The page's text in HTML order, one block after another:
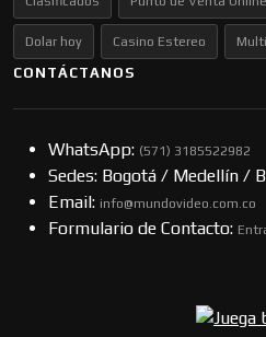
Dolar hoy Casino Estereo
CONTÁCTANOS
WhatsApp: (57​​1) 3185522982
Sedes: Bogotá / Medellín /
Email: info@mundovideo.com.co
Formulario de Contacto: